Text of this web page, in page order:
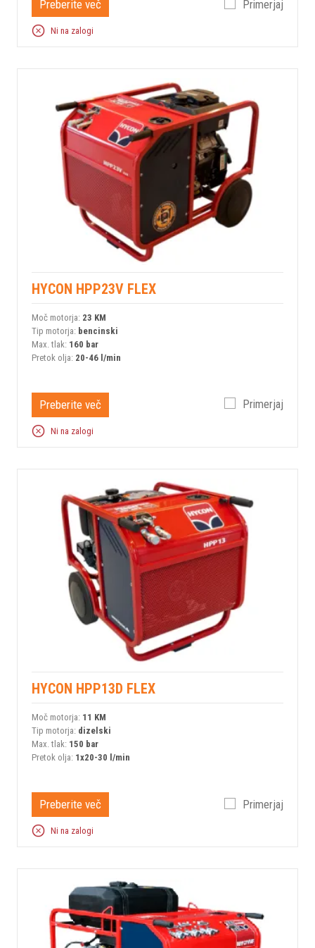
Preberite več Primerjaj
Ni na zalogi
HYCON HPP23V FLEX
Moč motorja: 23 KM
Tip motorja: bencinski
Max. tlak: 160 bar
Pretok olja: 20-46 l/min
Preberite več Primerjaj
Ni na zalogi
HYCON HPP13D FLEX
Moč motorja: 11 KM
Tip motorja: dizelski
Max. tlak: 150 bar
Pretok olja: 1x20-30 l/min
Preberite več Primerjaj
Ni na zalogi